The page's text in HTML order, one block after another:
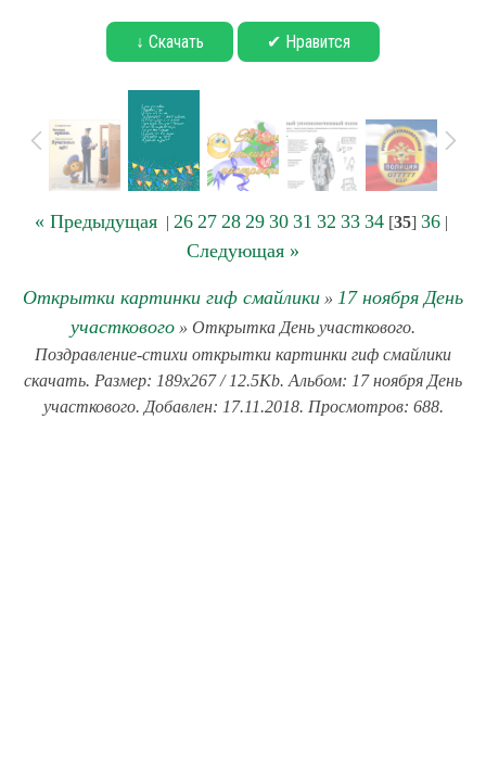
↓ Скачать ✔ Нравится
« Предыдущая| 26 27 28 29 30 31 32 33 34[35] 36|
Следующая »
Открытки картинки гиф смайлики » 17 ноября День
участкового » Открытка День участкового.
Поздравление-стихи открытки картинки гиф смайлики
скачать. Размер: 189x267 / 12.5Kb. Альбом: 17 ноября День
участкового. Добавлен: 17.11.2018. Просмотров: 688.